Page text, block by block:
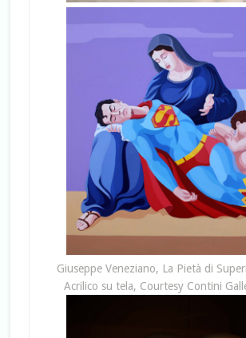
Giuseppe Veneziano, La Pietà di
Acrilico su tela, Courtesy Contini